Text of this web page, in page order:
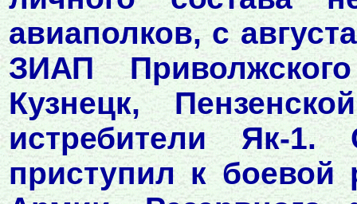
авиаполков, с
ЗИАП
Кузнецк,
истребители Як-
приступил к боевой